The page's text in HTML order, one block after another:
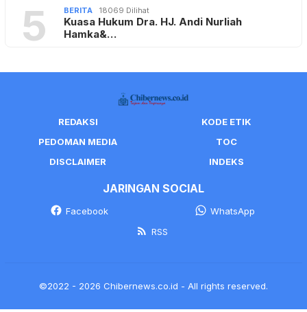
5 BERITA 18069 Dilihat
Kuasa Hukum Dra. HJ. Andi Nurliah
Hamka&…
REDAKSI
KODE ETIK
PEDOMAN MEDIA
TOC
DISCLAIMER
INDEKS
JARINGAN SOCIAL
Facebook
WhatsApp
RSS
©2022 - 2026 Chibernews.co.id - All rights reserved.